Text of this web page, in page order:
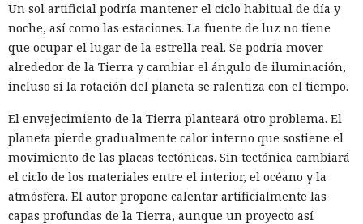
Las reglas para evaluar los modelos de IA más potentes
pueden afectar a toda la industria, sin embargo La Casa
Blanca completóun nuevo programa voluntario sin debate
público y por el momento no ha revelado su contenido.
Un sol artificial podría mantener el ciclo habitual de día y
noche, así como las estaciones. La fuente de luz no tiene
que ocupar el lugar de la estrella real. Se podría mover
alrededor de la Tierra y cambiar el ángulo de iluminación,
incluso si la rotación del planeta se ralentiza con el tiempo.
El envejecimiento de la Tierra planteará otro problema. El
planeta pierde gradualmente calor interno que sostiene el
movimiento de las placas tectónicas. Sin tectónica cambiará
el ciclo de los materiales entre el interior, el océano y la
atmósfera. El autor propone calentar artificialmente las
capas profundas de la Tierra, aunque un proyecto así